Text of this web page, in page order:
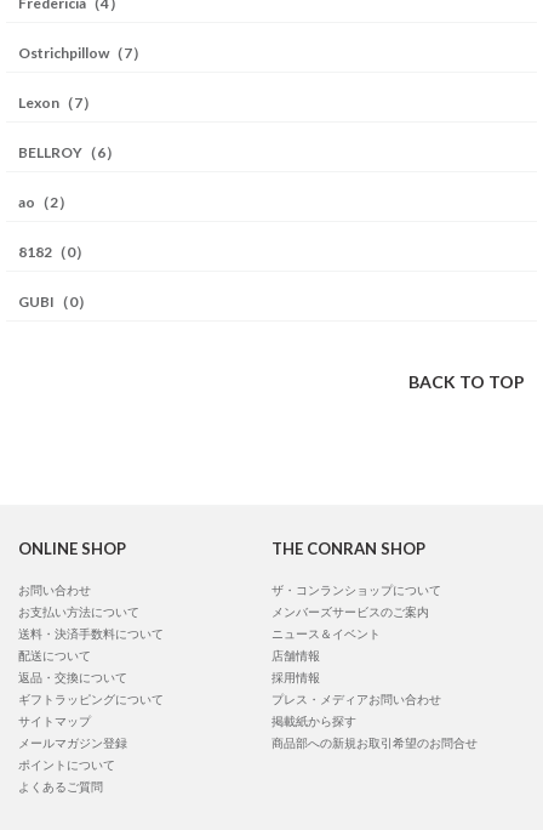
Ostrichpillow（7）
Lexon（7）
BELLROY（6）
ao（2）
8182（0）
GUBI（0）
BACK TO TOP
ONLINE SHOP
お問い合わせ
お支払い方法について
送料・決済手数料について
配送について
返品・交換について
ギフトラッピングについて
サイトマップ
メールマガジン登録
ポイントについて
よくあるご質問
THE CONRAN SHOP
ザ・コンランショップについて
メンバーズサービスのご案内
ニュース＆イベント
店舗情報
採用情報
プレス・メディアお問い合わせ
掲載紙から探す
商品部への新規お取引希望のお問合せ